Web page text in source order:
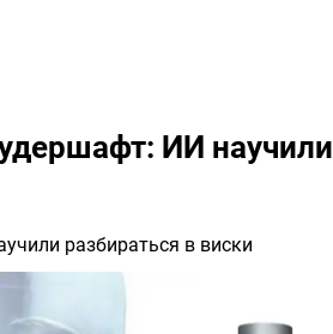
ИИ научили
разбираться в виски